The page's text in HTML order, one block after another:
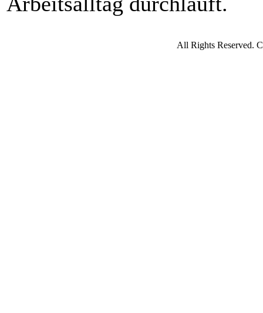
All Rights Reserved.